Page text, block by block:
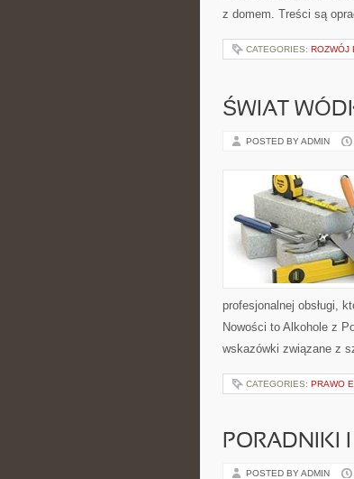
z domem. Treści są
CATEGORIES: ROZWÓJ
ŚWIAT
POSTED BY ADMIN
profesjonalnej obsługi,
Nowości to Alkohole z
wskazówki związane z
CATEGORIES: PRAWO
PORADNIKI
POSTED BY ADMIN